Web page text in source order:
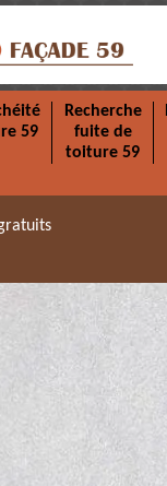
59
Recherche
fuite de
toiture 59